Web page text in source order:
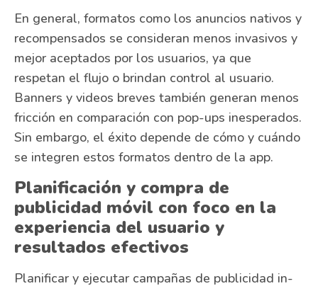
En general, formatos como los anuncios nativos y
recompensados se consideran menos invasivos y
mejor aceptados por los usuarios, ya que
respetan el flujo o brindan control al usuario.
Banners y videos breves también generan menos
fricción en comparación con pop-ups inesperados.
Sin embargo, el éxito depende de cómo y cuándo
se integren estos formatos dentro de la app.
Planificación y compra de
publicidad móvil con foco en la
experiencia del usuario y
resultados efectivos
Planificar y ejecutar campañas de publicidad in-